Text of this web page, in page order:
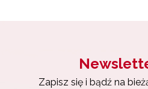
Zapisz się i bądź na